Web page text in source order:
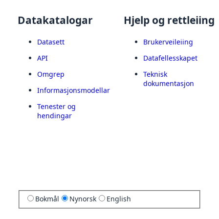
Datakatalogar
Datasett
API
Omgrep
Informasjonsmodellar
Tenester og
hendingar
Hjelp og rettleiing
Brukerveileiing
Datafellesskapet
Teknisk
dokumentasjon
Bokmål Nynorsk English